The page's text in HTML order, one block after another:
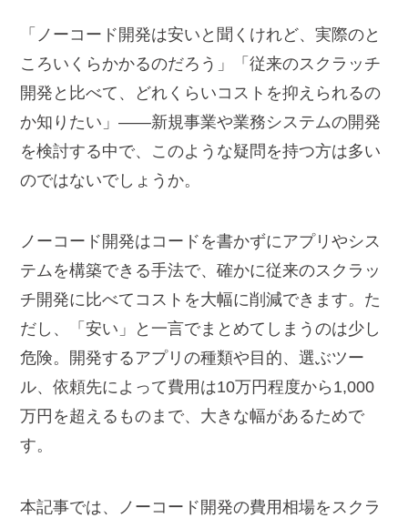
「ノーコード開発は安いと聞くけれど、実際のと
ころいくらかかるのだろう」「従来のスクラッチ
開発と比べて、どれくらいコストを抑えられるの
か知りたい」――新規事業や業務システムの開発
を検討する中で、このような疑問を持つ方は多い
のではないでしょうか。
ノーコード開発はコードを書かずにアプリやシス
テムを構築できる手法で、確かに従来のスクラッ
チ開発に比べてコストを大幅に削減できます。た
だし、「安い」と一言でまとめてしまうのは少し
危険。開発するアプリの種類や目的、選ぶツー
ル、依頼先によって費用は10万円程度から1,000
万円を超えるものまで、大きな幅があるためで
す。
本記事では、ノーコード開発の費用相場をスクラ